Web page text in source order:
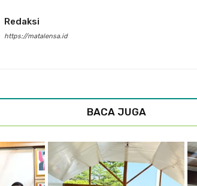
Redaksi
https://matalensa.id
BACA JUGA